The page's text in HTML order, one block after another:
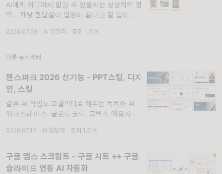
AI에게 어디까지 맡길 수 있을지는 상상력의 영
역... 페낭 한달살이 일정이 끝나고 할 일이 있
스트레이츠 국제학교와 약속한대로, SEO 블로
2026.07.08 AI 일잘러 조회 1.31K
다른 뉴스레터
젠스파크 2026 신기능 - PPT스킬, 디자
인, 스킬
같은 AI 작업도 고퀄리티로 해주는 똑똑한 AI
워크스페이스. 클로드코드, 코덱스 애용자 분들
따라 결과물이 크게 달라지는데, 그냥 내재화할
해주고 있
2026.07.17 AI 일잘러 조회 1.21K
구글 앱스 스크립트 - 구글 시트 ↔️ 구글
슬라이드 연동 AI 자동화